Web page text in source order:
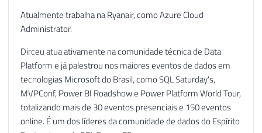
Atualmente trabalha na Ryanair, como Azure Cloud
Administrator.
Dirceu atua ativamente na comunidade técnica de Data
Platform e já palestrou nos maiores eventos de dados em
tecnologias Microsoft do Brasil, como SQL Saturday's,
MVPConf, Power BI Roadshow e Power Platform World Tour,
totalizando mais de 30 eventos presenciais e 150 eventos
online. É um dos líderes da comunidade de dados do Espírito